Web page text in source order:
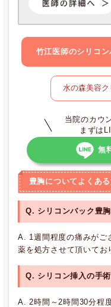
竹江医師のシリコ
水の森美容
当院のカウ
まずは
無
豊胸についてよくあ
Q. シリコンバック豊
A. 1週間程度の痛みがご
薬を処方させて頂いてお
Q. シリコン挿入の手
A. 2時間～2時間30分程